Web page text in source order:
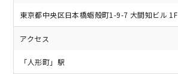
東京都中央区日本橋蛎殻町1-9-7 大間知ビル 1F
アクセス
「人形町」駅